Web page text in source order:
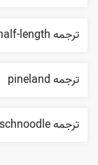
ترجمه half-length
ترجمه pineland
ترجمه schnoodle